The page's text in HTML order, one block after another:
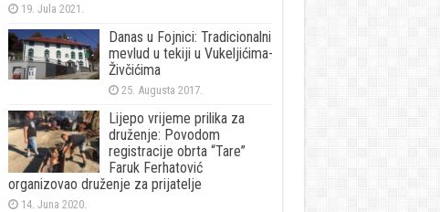
19. Jula 2021.
Danas u Fojnici: Tradicionalni
mevlud u tekiji u Vukeljićima-
Živčićima
25. Augusta 2017.
Lijepo vrijeme prilika za
druženje: Povodom
registracije obrta “Tare”
Faruk Ferhatović
organizovao druženje za prijatelje
14. Juna 2020.